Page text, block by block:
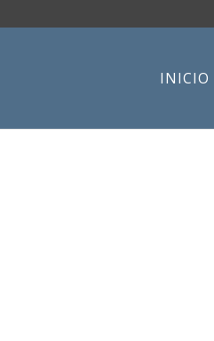
INICIO